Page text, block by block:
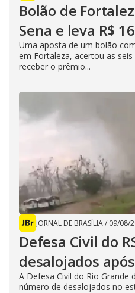
Bolão de
Sena e leva R$
Uma aposta de um bolão
em Fortaleza, acertou as
receber o prêmio...
JORNAL DE BRASÍLIA/ 09/08/
Defesa Civil do
desalojados
A Defesa Civil do Rio Grande
número de desalojados no